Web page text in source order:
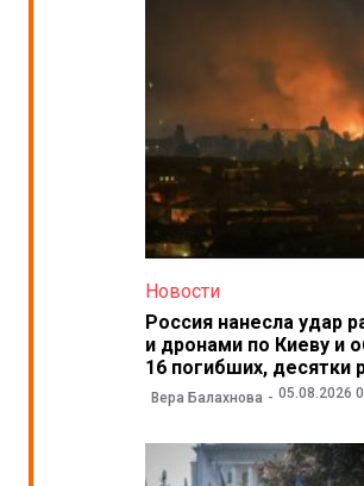
Новости
Россия нанесла удар
и дронами по Киеву и
16 погибших, десятки
Вера Балахнова 05.08.2026